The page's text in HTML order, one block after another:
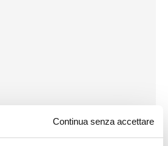
Continua senza accettare